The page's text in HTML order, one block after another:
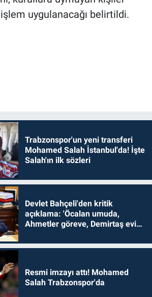
uygulanacağı belirtildi.
Trabzonspor'un yeni transferi
Mohamed Salah İstanbul'da! İşte
Salah'ın ilk sözleri
Devlet Bahçeli'den kritik
açıklama: 'Öcalan umuda,
Ahmetler göreve, Demirtaş evine
Resmi imzayı attı! Mohamed
Salah Trabzonspor'da